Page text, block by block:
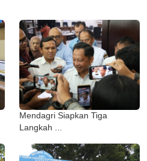
Mendagri Siapkan Tiga
Langkah ...